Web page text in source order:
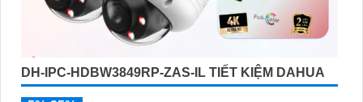
DH-IPC-HDBW3849RP-ZAS-IL TIẾT KIỆM DAHUA